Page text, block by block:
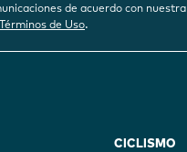
de acuerdo con nuestra
Términos de Uso.
CICLISMO